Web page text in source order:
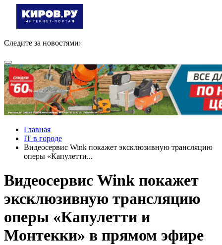
Следите за новостями:
Главная
IT в городе
Видеосервис Wink покажет эксклюзивную трансляцию
оперы «Капулетти...
Видеосервис Wink покажет
эксклюзивную трансляцию
оперы «Капулетти и
Монтекки» в прямом эфире